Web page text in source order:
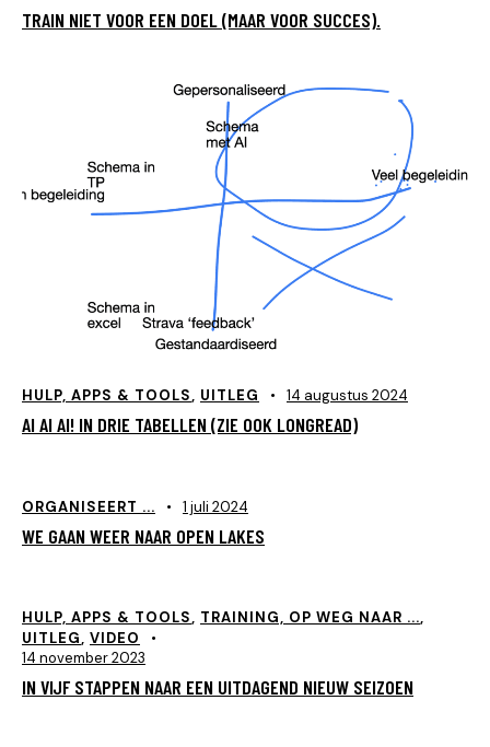
TRAIN NIET VOOR EEN DOEL (MAAR VOOR SUCCES).
HULP, APPS & TOOLS, UITLEG 14 augustus 2024
AI AI AI! IN DRIE TABELLEN (ZIE OOK LONGREAD)
ORGANISEERT ... 1 juli 2024
WE GAAN WEER NAAR OPEN LAKES
HULP, APPS & TOOLS, TRAINING, OP WEG NAAR ...,
UITLEG, VIDEO
14 november 2023
IN VIJF STAPPEN NAAR EEN UITDAGEND NIEUW SEIZOEN